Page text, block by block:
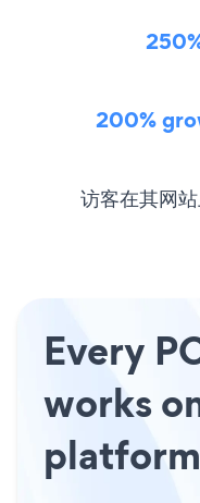
200%
访客在其网
Every
works